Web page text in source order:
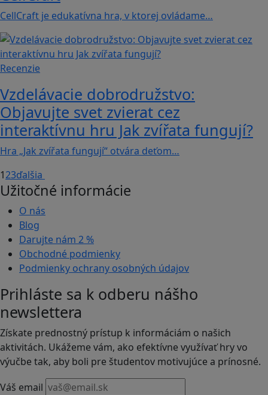
CellCraft je edukatívna hra, v ktorej ovládame…
Recenzie
Vzdelávacie dobrodružstvo:
Objavujte svet zvierat cez
interaktívnu hru Jak zvířata fungují?
Hra „Jak zvířata fungují“ otvára deťom…
123ďalšia
Užitočné informácie
O nás
Blog
Darujte nám 2 %
Obchodné podmienky
Podmienky ochrany osobných údajov
Prihláste sa k odberu nášho
newslettera
Získate prednostný prístup k informáciám o našich
aktivitách. Ukážeme vám, ako efektívne využívať hry vo
výučbe tak, aby boli pre študentov motivujúce a prínosné.
Váš email